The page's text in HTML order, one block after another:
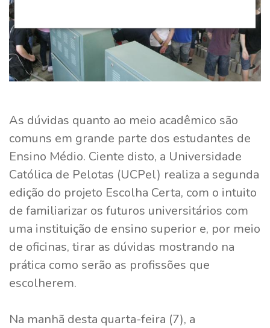
As dúvidas quanto ao meio acadêmico são
comuns em grande parte dos estudantes de
Ensino Médio. Ciente disto, a Universidade
Católica de Pelotas (UCPel) realiza a segunda
edição do projeto Escolha Certa, com o intuito
de familiarizar os futuros universitários com
uma instituição de ensino superior e, por meio
de oficinas, tirar as dúvidas mostrando na
prática como serão as profissões que
escolherem.
Na manhã desta quarta-feira (7), a